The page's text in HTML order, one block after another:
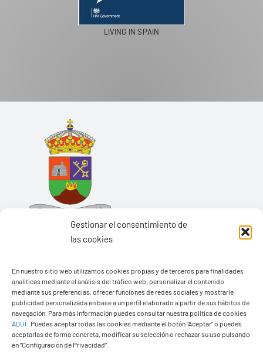
Gestionar el consentimiento de
las cookies
En nuestro sitio web utilizamos cookies propias y de terceros para finalidades
analíticas mediante el análisis del tráfico web, personalizar el contenido
mediante sus preferencias, ofrecer funciones de redes sociales y mostrarle
publicidad personalizada en base a un perfil elaborado a partir de sus hábitos de
navegación. Para más información puedes consultar nuestra política de cookies
AQUÍ
Puedes aceptar todas las cookies mediante el botón “Aceptar” o puedes
aceptarlas de forma concreta, modificar su selección o rechazar su uso pulsando
en “Configuración de Privacidad”.
LIVING IN SPAIN
Ayuntamiento de Yaiza
Pza. de Los Remedios, 1
35570 – Yaiza
Tel:928 83 62 20